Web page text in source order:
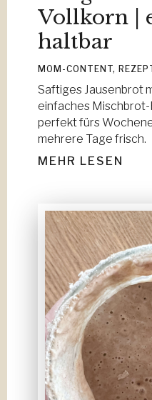
Vollkorn |
haltbar
MOM-CONTENT,
Saftiges Jausenbrot
einfaches Mischbrot-
perfekt fürs
mehrere Tage frisch.
MEHR LESEN